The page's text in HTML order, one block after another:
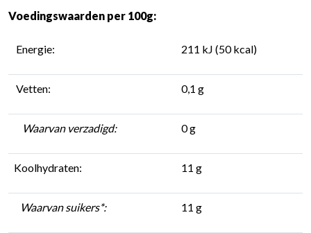
Voedingswaarden per 100g:
Energie: 211 kJ (50 kcal)
Vetten: 0,1 g
Waarvan verzadigd: 0 g
Koolhydraten: 11 g
Waarvan suikers*: 11 g